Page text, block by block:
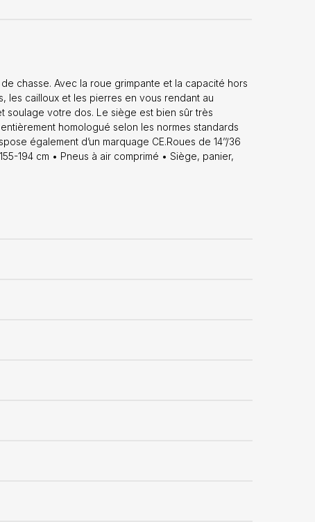
chasse. Avec la roue grimpante et la capacité hors
les cailloux et les pierres en vous rendant au
soulage votre dos. Le siège est bien sûr très
homologué selon les normes standards
également d’un marquage CE.Roues de 14’’/36
194 cm • Pneus à air comprimé • Siège, panier,